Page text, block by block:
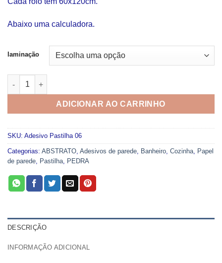
R$49,99
Abaixo uma calculadora.
laminação
Adesivo de Parede Pastilha 06 quantidade
ADICIONAR AO CARRINHO
SKU: Adesivo Pastilha 06
Categorias: ABSTRATO Adesivos de parede Banheiro Cozinha
Papel
de parede
Pastilha PEDRA
DESCRIÇÃO
INFORMAÇÃO ADICIONAL